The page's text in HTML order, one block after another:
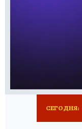
СЕГОДНЯ: